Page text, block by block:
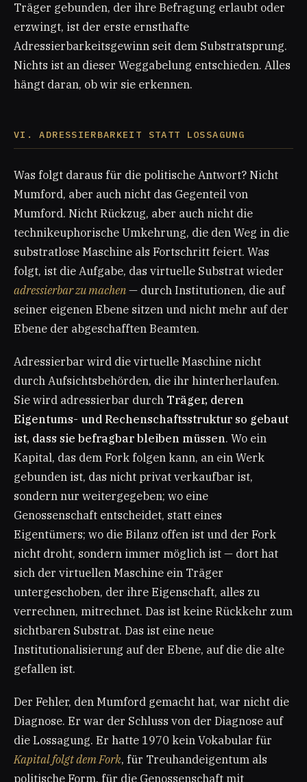
Träger gebunden, der ihre Befragung erlaubt oder
erzwingt, ist der erste ernsthafte
Adressierbarkeitsgewinn seit dem Substratsprung.
Nichts ist an dieser Weggabelung entschieden. Alles
hängt daran, ob wir sie erkennen.
VI. ADRESSIERBARKEIT STATT LOSSAGUNG
Was folgt daraus für die politische Antwort? Nicht
Mumford, aber auch nicht das Gegenteil von
Mumford. Nicht Rückzug, aber auch nicht die
technikeuphorische Umkehrung, die den Weg in die
substratlose Maschine als Fortschritt feiert. Was
folgt, ist die Aufgabe, das virtuelle Substrat wieder
adressierbar zu machen— durch Institutionen, die auf
seiner eigenen Ebene sitzen und nicht mehr auf der
Ebene der abgeschafften Beamten.
Adressierbar wird die virtuelle Maschine nicht
durch Aufsichtsbehörden, die ihr hinterherlaufen.
Sie wird adressierbar durch Träger, deren
Eigentums- und Rechenschaftsstruktur so gebaut
ist, dass sie befragbar bleiben müssen. Wo ein
Kapital, das dem Fork folgen kann, an ein Werk
gebunden ist, das nicht privat verkaufbar ist,
sondern nur weitergegeben; wo eine
Genossenschaft entscheidet, statt eines
Eigentümers; wo die Bilanz offen ist und der Fork
nicht droht, sondern immer möglich ist — dort hat
sich der virtuellen Maschine ein Träger
untergeschoben, der ihre Eigenschaft, alles zu
verrechnen, mitrechnet. Das ist keine Rückkehr zum
sichtbaren Substrat. Das ist eine neue
Institutionalisierung auf der Ebene, auf die die alte
gefallen ist.
Der Fehler, den Mumford gemacht hat, war nicht die
Diagnose. Er war der Schluss von der Diagnose auf
die Lossagung. Er hatte 1970 kein Vokabular für
Kapital folgt dem Fork, für Treuhandeigentum als
politische Form, für die Genossenschaft mit